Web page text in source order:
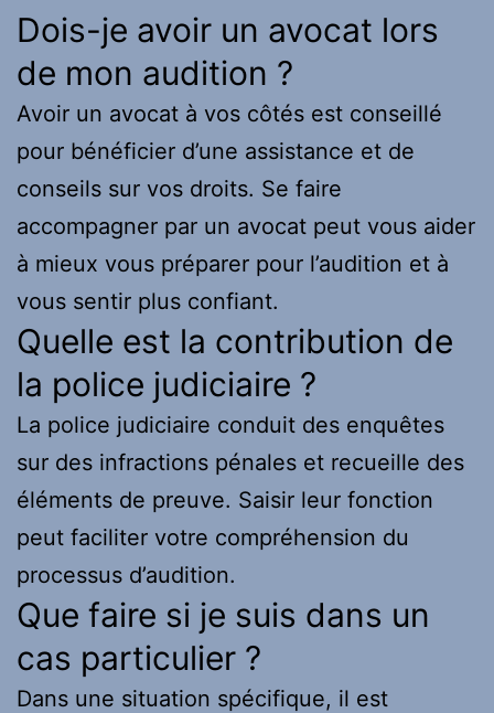
Dois-je avoir un avocat lors
de mon audition ?
Avoir un avocat à vos côtés est conseillé
pour bénéficier d’une assistance et de
conseils sur vos droits. Se faire
accompagner par un avocat peut vous aider
à mieux vous préparer pour l’audition et à
vous sentir plus confiant.
Quelle est la contribution de
la police judiciaire ?
La police judiciaire conduit des enquêtes
sur des infractions pénales et recueille des
éléments de preuve. Saisir leur fonction
peut faciliter votre compréhension du
processus d’audition.
Que faire si je suis dans un
cas particulier ?
Dans une situation spécifique, il est